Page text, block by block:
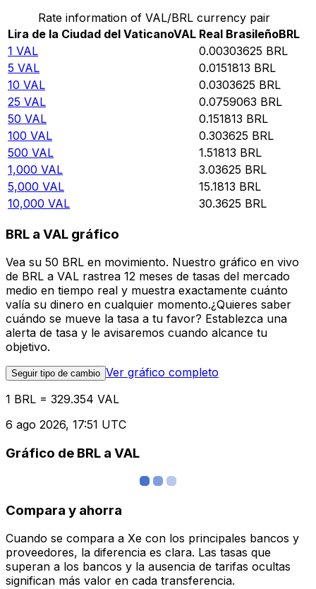
Rate information of VAL/BRL currency pair
Lira de la Ciudad del VaticanoVAL Real BrasileñoBRL
1 VAL 0.00303625 BRL
5 VAL 0.0151813 BRL
10 VAL 0.0303625 BRL
25 VAL 0.0759063 BRL
50 VAL 0.151813 BRL
100 VAL 0.303625 BRL
500 VAL 1.51813 BRL
1,000 VAL 3.03625 BRL
5,000 VAL 15.1813 BRL
10,000 VAL 30.3625 BRL
BRL a VAL gráfico
Vea su 50 BRL en movimiento. Nuestro gráfico en vivo
de BRL a VAL rastrea 12 meses de tasas del mercado
medio en tiempo real y muestra exactamente cuánto
valía su dinero en cualquier momento.¿Quieres saber
cuándo se mueve la tasa a tu favor? Establezca una
alerta de tasa y le avisaremos cuando alcance tu
objetivo.
Seguir tipo de cambio Ver gráfico completo
1 BRL = 329.354 VAL
6 ago 2026, 17:51 UTC
Gráfico de BRL a VAL
Compara y ahorra
Cuando se compara a Xe con los principales bancos y
proveedores, la diferencia es clara. Las tasas que
superan a los bancos y la ausencia de tarifas ocultas
significan más valor en cada transferencia.